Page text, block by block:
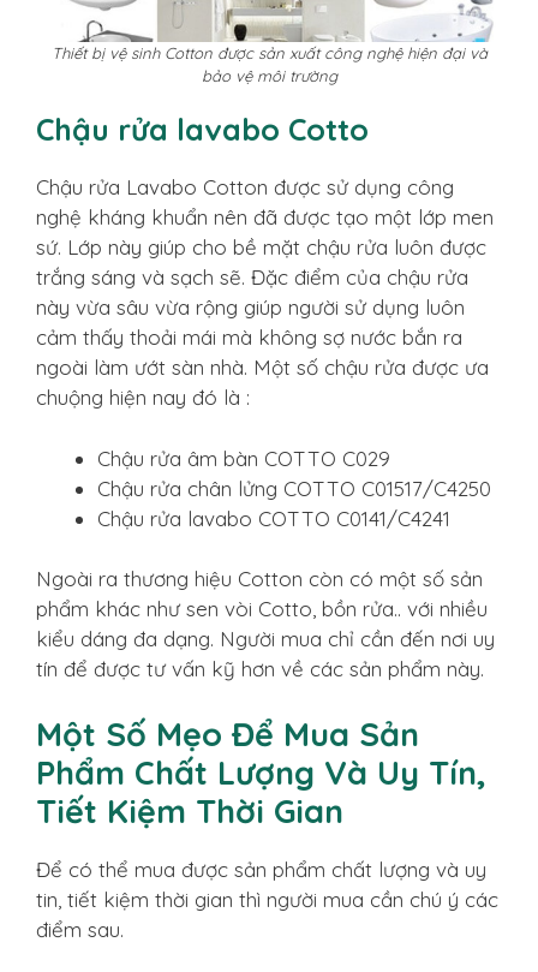
Thiết bị vệ sinh Cotton được sản xuất công nghệ hiện đại và
bảo vệ môi trường
Chậu rửa lavabo Cotto
Chậu rửa Lavabo Cotton được sử dụng công
nghệ kháng khuẩn nên đã được tạo một lớp men
sứ. Lớp này giúp cho bề mặt chậu rửa luôn được
trắng sáng và sạch sẽ. Đặc điểm của chậu rửa
này vừa sâu vừa rộng giúp người sử dụng luôn
cảm thấy thoải mái mà không sợ nước bắn ra
ngoài làm ướt sàn nhà. Một số chậu rửa được ưa
chuộng hiện nay đó là :
Chậu rửa âm bàn COTTO C029
Chậu rửa chân lửng COTTO C01517/C4250
Chậu rửa lavabo COTTO C0141/C4241
Ngoài ra thương hiệu Cotton còn có một số sản
phẩm khác như sen vòi Cotto, bồn rửa.. với nhiều
kiểu dáng đa dạng. Người mua chỉ cần đến nơi uy
tín để được tư vấn kỹ hơn về các sản phẩm này.
Một Số Mẹo Để Mua Sản
Phẩm Chất Lượng Và Uy Tín,
Tiết Kiệm Thời Gian
Để có thể mua được sản phẩm chất lượng và uy
tin, tiết kiệm thời gian thì người mua cần chú ý các
điểm sau.